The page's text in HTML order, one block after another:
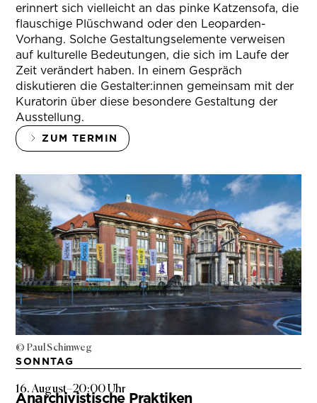
erinnert sich vielleicht an das pinke Katzensofa, die
flauschige Plüschwand oder den Leoparden-
Vorhang. Solche Gestaltungselemente verweisen
auf kulturelle Bedeutungen, die sich im Laufe der
Zeit verändert haben. In einem Gespräch
diskutieren die Gestalter:innen gemeinsam mit der
Kuratorin über diese besondere Gestaltung der
Ausstellung.
ZUM TERMIN
© Paul Schimweg
SONNTAG
16. August–20:00 Uhr
Anarchivistische Praktiken